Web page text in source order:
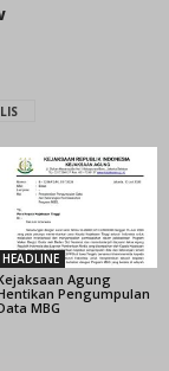
HEADLINE
Agung
Pengumpulan
MBG